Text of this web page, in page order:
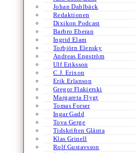
Johan Dahlbäck
Redaktionen
Dixikon Podcast
Barbro Eberan
Ingrid Elam
Torbjörn Elensky
Andreas Engström
Ulf Eriksson
C.J. Erixon
Erik Erlanson
Gregor Flakierski
Margareta Flygt
Tomas Forser
Ingar Gadd
Tova Gerge
Tidskriften Glänta
Klas Grinell
Rolf Gustavsson